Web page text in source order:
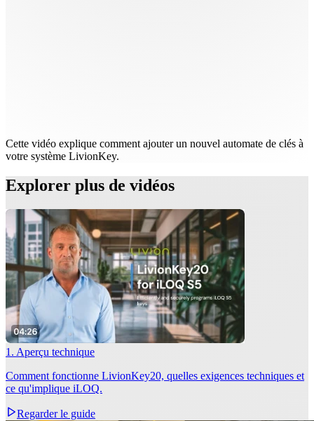
Cette vidéo explique comment ajouter un nouvel automate de clés à
votre système LivionKey.
Explorer plus de vidéos
1. Aperçu technique
Comment fonctionne LivionKey20, quelles exigences techniques et
ce qu'implique iLOQ.
Regarder le guide